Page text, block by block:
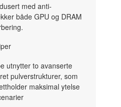
med anti-
både GPU og DRAM
utnytter to avanserte
pulverstrukturer, som
maksimal ytelse